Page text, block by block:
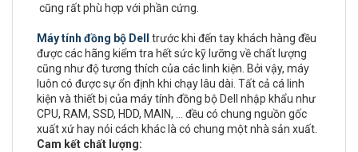
cũng rất phù hợp với phần cứng.
Máy tính đồng bộ Dell
trước khi đến tay khách hàng đều
được các hãng kiểm tra hết sức kỹ lưỡng về chất lượng
cũng như độ tương thích của các linh kiện. Bởi vậy, máy
luôn có được sự ổn định khi chạy lâu dài. Tất cả cá linh
kiện và thiết bị của máy tính đồng bộ Dell nhập khẩu như
CPU, RAM, SSD, HDD, MAIN, ... đều có chung nguồn gốc
xuất xứ hay nói cách khác là có chung một nhà sản xuất.
Cam kết chất lượng: